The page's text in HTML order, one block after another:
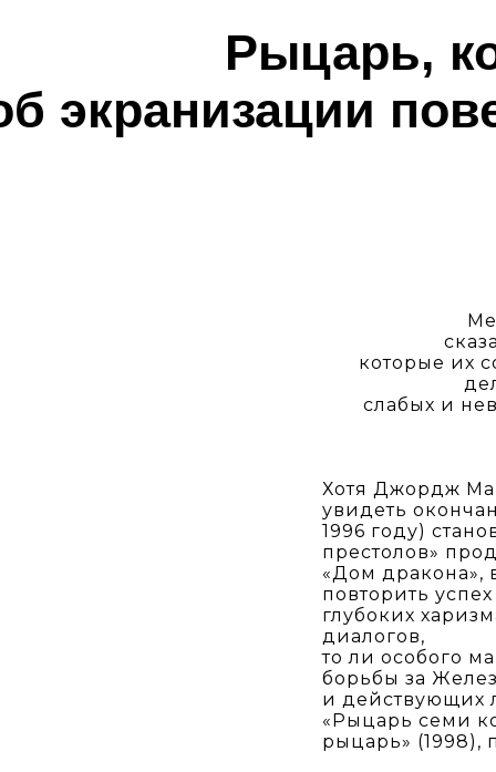
Рыцарь,
экранизации
которые их
слабых и
Хотя Джордж
увидеть
1996 году)
престолов»
«Дом дракона»,
повторить
глубоких
диалогов,
то ли особого
борьбы за
и действующих
«Рыцарь семи
рыцарь» (1998),